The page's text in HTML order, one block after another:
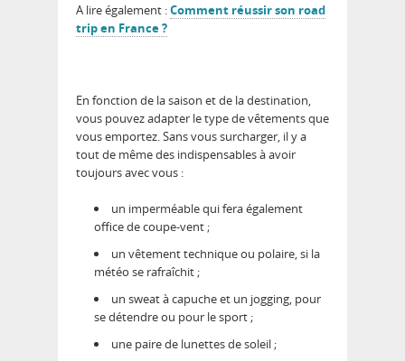
A lire également :Comment réussir son road
trip en France ?
En fonction de la saison et de la destination,
vous pouvez adapter le type de vêtements que
vous emportez. Sans vous surcharger, il y a
tout de même des indispensables à avoir
toujours avec vous :
un imperméable qui fera également
office de coupe-vent ;
un vêtement technique ou polaire, si la
météo se rafraîchit ;
un sweat à capuche et un jogging, pour
se détendre ou pour le sport ;
une paire de lunettes de soleil ;